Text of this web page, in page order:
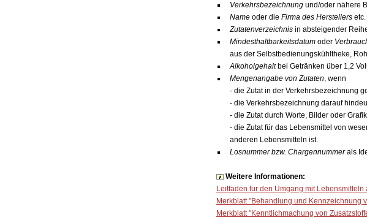
Verkehrsbezeichnung und/oder nähere
Name oder die Firma des Herstellers etc.
Zutatenverzeichnis in absteigender
Mindesthaltbarkeitsdatum oder
aus der Selbstbedienungskühltheke,
Alkoholgehaltbei Getränken über 1,2
Mengenangabe von Zutaten, wenn
- die Zutat in der Verkehrsbezeichnung
- die Verkehrsbezeichnung darauf
- die Zutat durch Worte, Bilder oder
- die Zutat für das Lebensmittel von
anderen Lebensmitteln ist.
Losnummer bzw. Chargennummerals
Weitere Informationen:
Leitfaden für den Umgang mit
Merkblatt "Behandlung und Kennzeichnung
Merkblatt "Kenntlichmachung von